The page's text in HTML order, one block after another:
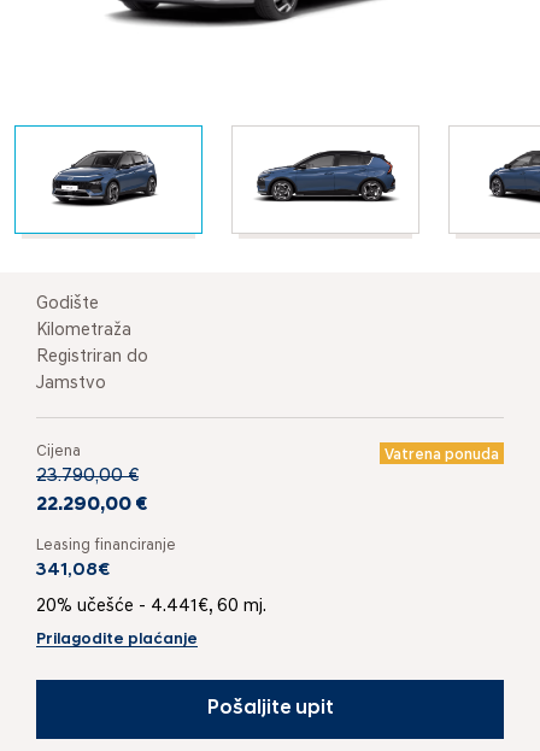
Godište
Kilometraža
Registriran do
Jamstvo
Cijena Vatrena ponuda
23.790,00 €
22.290,00 €
Leasing financiranje
341,08€
20% učešće - 4.441€, 60 mj.
Prilagodite plaćanje
Pošaljite upit